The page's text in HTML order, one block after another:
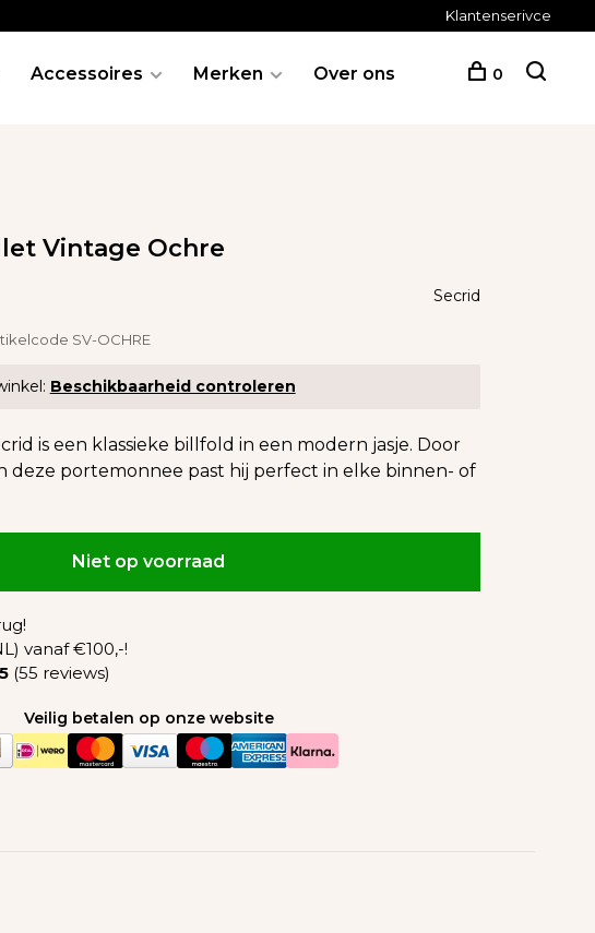
Klantenserivce
Accessoires Merken Over ons 0
Vintage Ochre
Secrid
SV-OCHRE
Beschikbaarheid controleren
is een klassieke billfold in een modern jasje. Door
deze portemonnee past hij perfect in elke binnen- of
Niet op voorraad
vanaf €100,-!
(55 reviews)
Veilig betalen op onze website